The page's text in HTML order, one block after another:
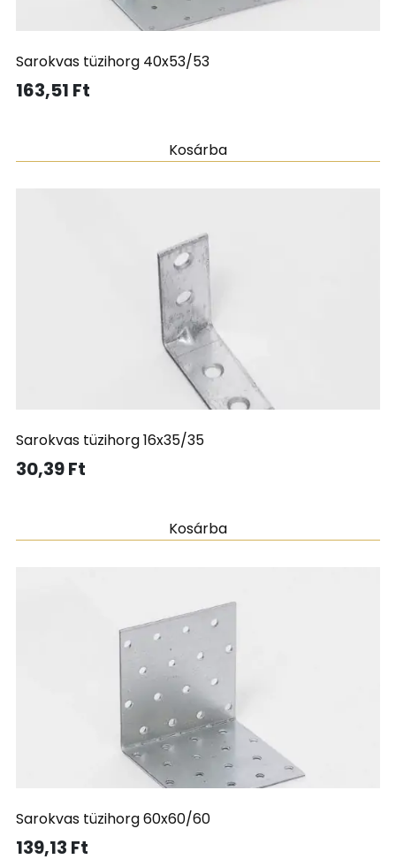
Sarokvas tüzihorg 40x53/53
163,51 Ft
Kosárba
Sarokvas tüzihorg 16x35/35
30,39Ft
Kosárba
Sarokvas tüzihorg 60x60/60
139,13 Ft